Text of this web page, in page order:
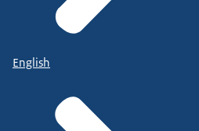
English